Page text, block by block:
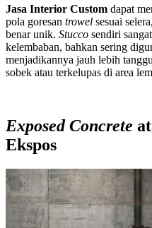
Jasa Interior Custom dapat
pola goresan trowel sesuai
benar unik. Stucco sendiri
kelembaban, bahkan sering
menjadikannya jauh lebih
sobek atau terkelupas di area
Exposed Concrete
Ekspos